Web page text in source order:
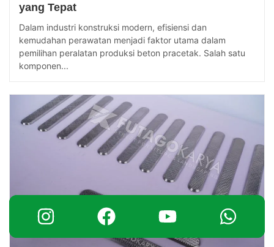
yang Tepat
Dalam industri konstruksi modern, efisiensi dan
kemudahan perawatan menjadi faktor utama dalam
pemilihan peralatan produksi beton pracetak. Salah satu
komponen...